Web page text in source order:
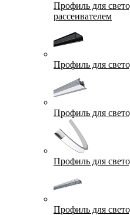
Профиль для
рассеивателем
Профиль для
Профиль для
Профиль для
Профиль для